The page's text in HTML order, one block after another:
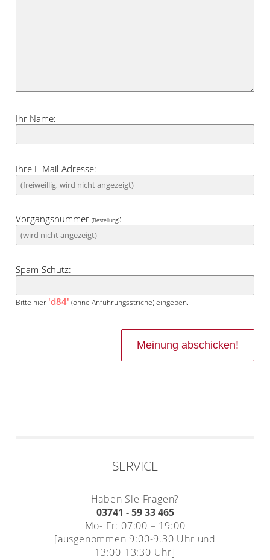
Ihr Name:
Ihre E-Mail-Adresse:
Vorgangsnummer(Bestellung):
Spam-Schutz:
Bitte hier 'd84' (ohne Anführungsstriche) eingeben.
SERVICE
Haben Sie Fragen?
03741 - 59 33 465
Mo- Fr: 07:00 – 19:00
[ausgenommen 9:00-9.30 Uhr und
13:00-13:30 Uhr]